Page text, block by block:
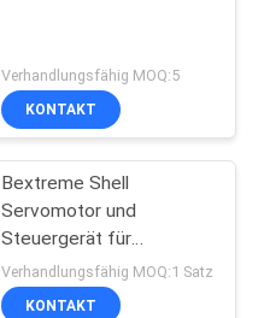
Verhandlungsfähig MOQ:5
KONTAKT
Bextreme Shell
Servomotor und
Steuergerät für
Fitnessgeräte,
Drehmoment 45NM
Verhandlungsfähig MOQ:1 Satz
KONTAKT